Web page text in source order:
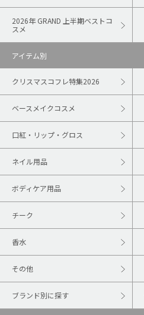
2026年 GRAND 上半期ベストコ
スメ
アイテム別
クリスマスコフレ特集2026
ベースメイクコスメ
口紅・リップ・グロス
ネイル用品
ボディケア用品
チーク
香水
その他
ブランド別に探す